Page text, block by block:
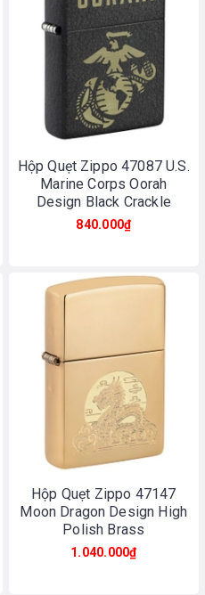
Hộp Quẹt Zippo 47087 U.S.
Marine Corps Oorah
Design Black Crackle
840.000₫
Hộp Quẹt Zippo 47147
Moon Dragon Design High
Polish Brass
1.040.000₫